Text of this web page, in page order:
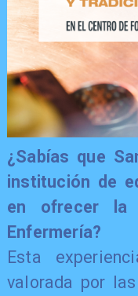
​¿Sabías que
institución de
en ofrecer la
Enfermería?
Esta
valorada por